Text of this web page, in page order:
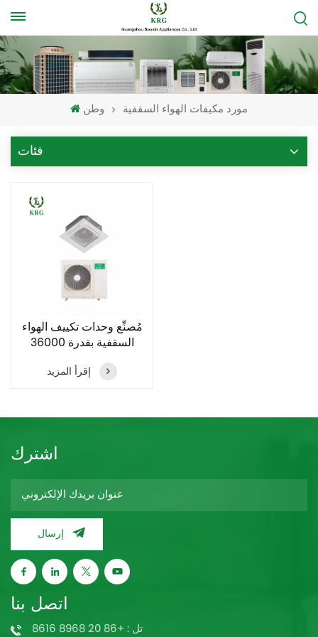
وطن مورد مكيفات الهواء السقفية
فئات
مُصنِّع وحدات تكييف الهواء
السقفية بقدرة 36000
وحدة حرارية بريطانية
إقرأ المزيد
اشترك
إرسال
اتصل بنا
تل : +86 20 8968 8616